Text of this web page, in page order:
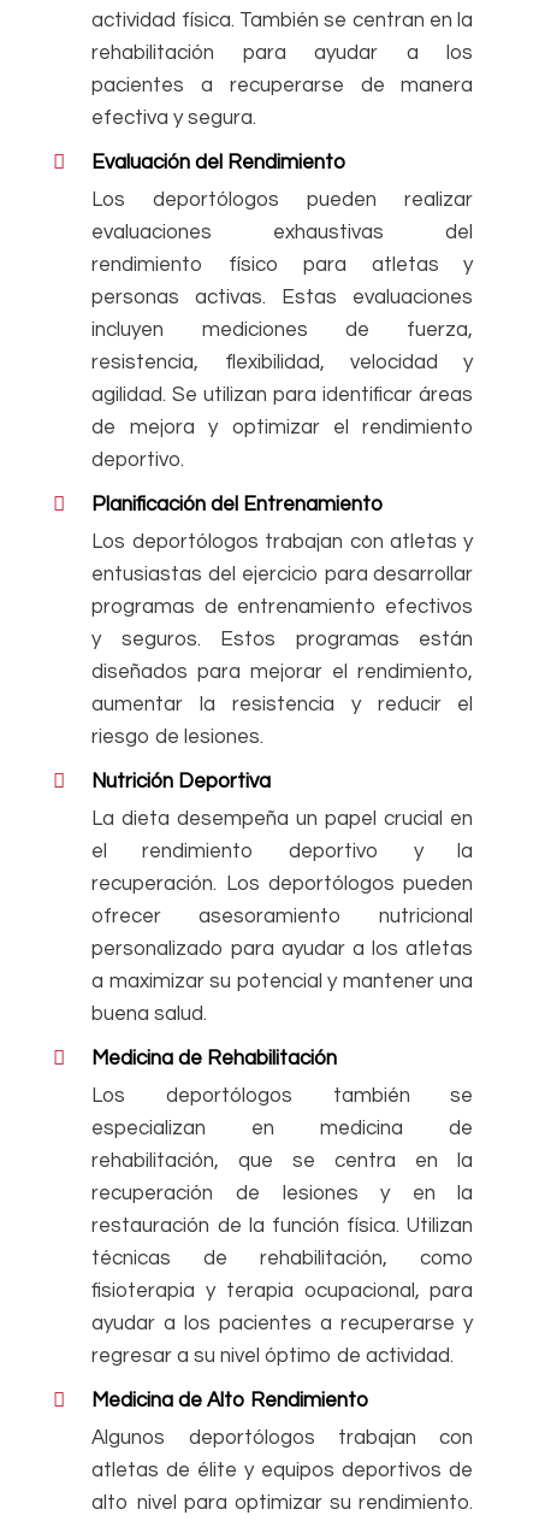
actividad física. También se centran en la
rehabilitación para ayudar a los
pacientes a recuperarse de manera
efectiva y segura.
Evaluación del Rendimiento
Los deportólogos pueden realizar
evaluaciones exhaustivas del
rendimiento físico para atletas y
personas activas. Estas evaluaciones
incluyen mediciones de fuerza,
resistencia, flexibilidad, velocidad y
agilidad. Se utilizan para identificar áreas
de mejora y optimizar el rendimiento
deportivo.
Planificación del Entrenamiento
Los deportólogos trabajan con atletas y
entusiastas del ejercicio para desarrollar
programas de entrenamiento efectivos
y seguros. Estos programas están
diseñados para mejorar el rendimiento,
aumentar la resistencia y reducir el
riesgo de lesiones.
Nutrición Deportiva
La dieta desempeña un papel crucial en
el rendimiento deportivo y la
recuperación. Los deportólogos pueden
ofrecer asesoramiento nutricional
personalizado para ayudar a los atletas
a maximizar su potencial y mantener una
buena salud.
Medicina de Rehabilitación
Los deportólogos también se
especializan en medicina de
rehabilitación, que se centra en la
recuperación de lesiones y en la
restauración de la función física. Utilizan
técnicas de rehabilitación, como
fisioterapia y terapia ocupacional, para
ayudar a los pacientes a recuperarse y
regresar a su nivel óptimo de actividad.
Medicina de Alto Rendimiento
Algunos deportólogos trabajan con
atletas de élite y equipos deportivos de
alto nivel para optimizar su rendimiento.